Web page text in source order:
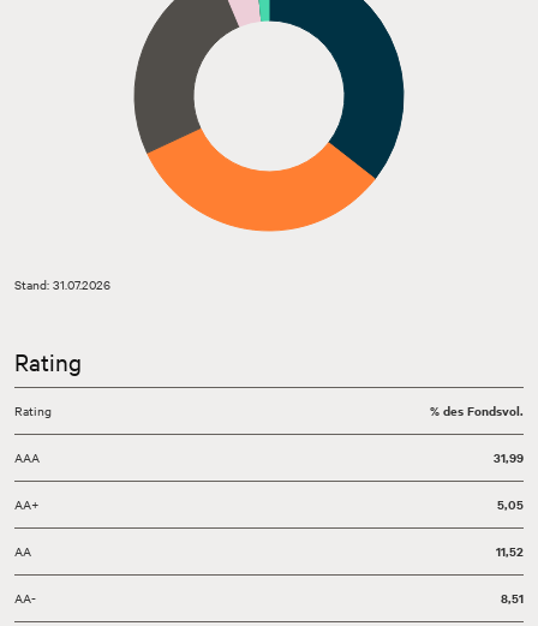
Stand: 31.07.2026
Rating
Rating % des Fondsvol.
AAA 31,99
AA+ 5,05
AA 11,52
AA- 8,51